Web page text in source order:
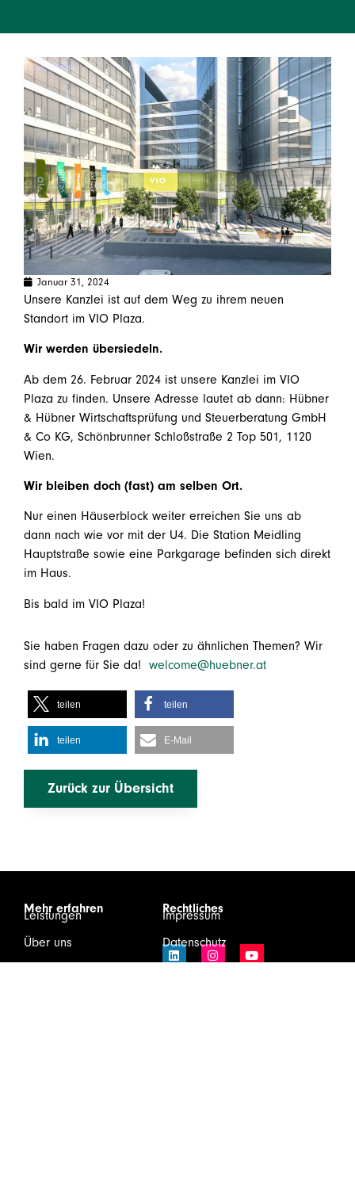
Januar 31, 2024
Unsere Kanzlei ist auf dem Weg zu ihrem neuen
Standort im VIO Plaza.
Wir werden übersiedeln.
Ab dem 26. Februar 2024 ist unsere Kanzlei im VIO
Plaza zu finden. Unsere Adresse lautet ab dann: Hübner
& Hübner Wirtschaftsprüfung und Steuerberatung GmbH
& Co KG, Schönbrunner Schloßstraße 2 Top 501, 1120
Wien.
Wir bleiben doch (fast) am selben Ort.
Nur einen Häuserblock weiter erreichen Sie uns ab
dann nach wie vor mit der U4. Die Station Meidling
Hauptstraße sowie eine Parkgarage befinden sich direkt
im Haus.
Bis bald im VIO Plaza!
Sie haben Fragen dazu oder zu ähnlichen Themen? Wir
sind gerne für Sie da! welcome@huebner.at
teilen teilen
teilen E-Mail
Zurück zur Übersicht
Mehr erfahren
Leistungen
Über uns
Rechtliches
Impressum
Datenschutz